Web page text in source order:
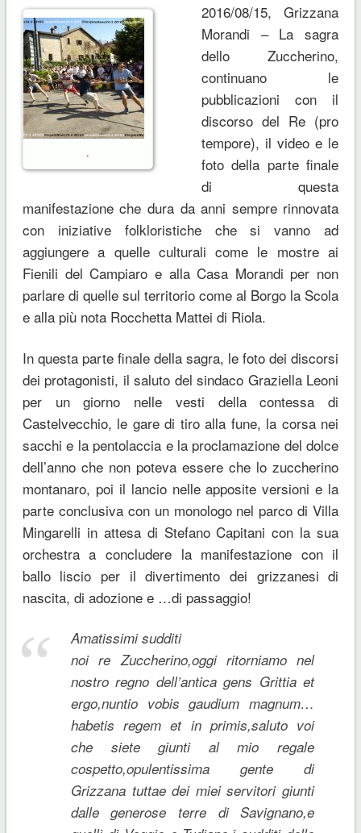
.
2016/08/15, Grizzana
Morandi – La sagra
dello Zuccherino,
continuano le
pubblicazioni con il
discorso del Re (pro
tempore), il video e le
foto della parte finale
di questa
manifestazione che dura da anni sempre rinnovata
con iniziative folkloristiche che si vanno ad
aggiungere a quelle culturali come le mostre ai
Fienili del Campiaro e alla Casa Morandi per non
parlare di quelle sul territorio come al Borgo la Scola
e alla più nota Rocchetta Mattei di Riola.
In questa parte finale della sagra, le foto dei discorsi
dei protagonisti, il saluto del sindaco Graziella Leoni
per un giorno nelle vesti della contessa di
Castelvecchio, le gare di tiro alla fune, la corsa nei
sacchi e la pentolaccia e la proclamazione del dolce
dell’anno che non poteva essere che lo zuccherino
montanaro, poi il lancio nelle apposite versioni e la
parte conclusiva con un monologo nel parco di Villa
Mingarelli in attesa di Stefano Capitani con la sua
orchestra a concludere la manifestazione con il
ballo liscio per il divertimento dei grizzanesi di
nascita, di adozione e …di passaggio!
Amatissimi sudditi
noi re Zuccherino,oggi ritorniamo nel
nostro regno dell’antica gens Grittia et
ergo,nuntio vobis gaudium magnum…
habetis regem et in primis,saluto voi
che siete giunti al mio regale
cospetto,opulentissima gente di
Grizzana tuttae dei miei servitori giunti
dalle generose terre di Savignano,e